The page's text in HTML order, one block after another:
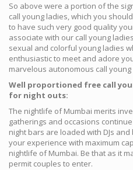
So above were a portion of the
call young ladies, which you
to have such very good quality
associate with our call young
sexual and colorful young ladies
enthusiastic to meet and adore
marvelous autonomous call
Well proportioned free call
for night outs:
The nightlife of Mumbai merits
gatherings and occasions
night bars are loaded with DJs
your experience with maximum
nightlife of Mumbai. Be that as it
permit couples to enter.